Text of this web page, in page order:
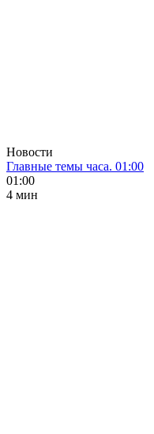
Новости
Главные темы часа. 01:00
01:00
4 мин